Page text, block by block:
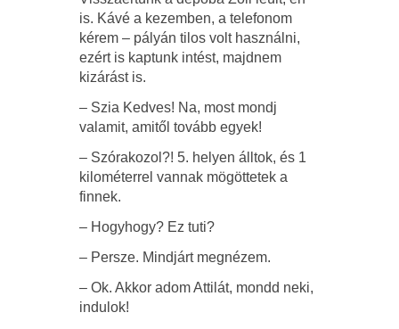
is. Kávé a kezemben, a telefonom
kérem – pályán tilos volt használni,
ezért is kaptunk intést, majdnem
kizárást is.
– Szia Kedves! Na, most mondj
valamit, amitől tovább egyek!
– Szórakozol?! 5. helyen álltok, és 1
kilométerrel vannak mögöttetek a
finnek.
– Hogyhogy? Ez tuti?
– Persze. Mindjárt megnézem.
– Ok. Akkor adom Attilát, mondd neki,
indulok!